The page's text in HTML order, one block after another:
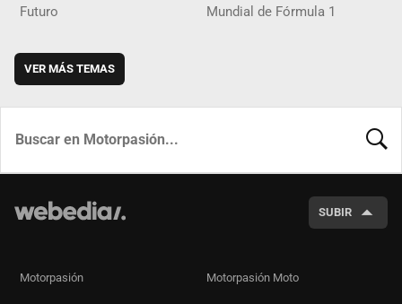
Futuro Mundial de Fórmula 1
VER MÁS TEMAS
SUBIR
Motorpasión Motorpasión Moto